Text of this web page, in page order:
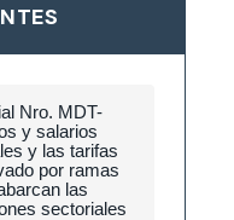
Nro. MDT-
y salarios
y las tarifas
por ramas
las
sectoriales